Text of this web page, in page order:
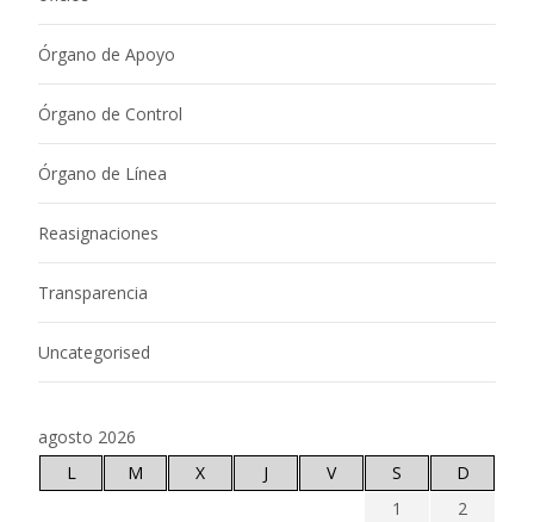
Órgano de Apoyo
Órgano de Control
Órgano de Línea
Reasignaciones
Transparencia
Uncategorised
agosto 2026
L
M X J V S
D
1
2